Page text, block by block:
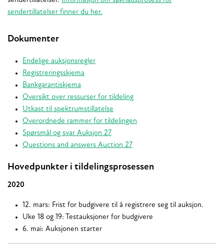
sendertillatelser finner du her.
Dokumenter
Endelige auksjonsregler
Registreringsskjema
Bankgarantiskjema
Oversikt over ressurser for tildeling
Utkast til spektrumstillatelse
Overordnede rammer for tildelingen
Spørsmål og svar Auksjon 27
Questions and answers Auction 27
Hovedpunkter i tildelingsprosessen
2020
12. mars: Frist for budgivere til å registrere seg til auksjon.
Uke 18 og 19: Testauksjoner for budgivere
6. mai: Auksjonen starter